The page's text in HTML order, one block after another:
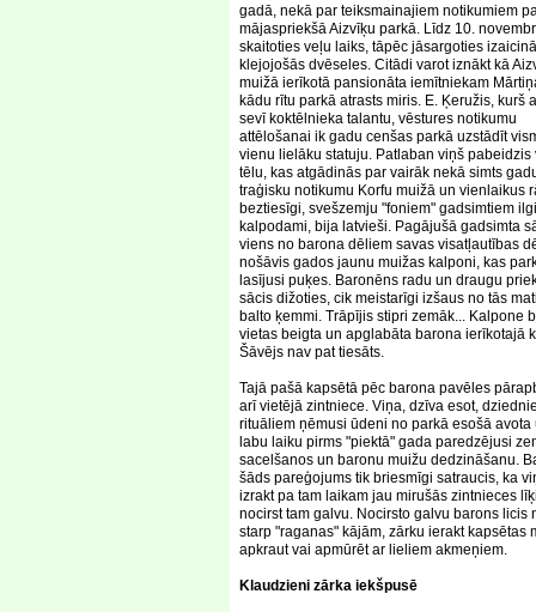
gadā, nekā par teiksmainajiem notikumiem
mājaspriekšā Aizvīķu parkā. Līdz 10.
skaitoties veļu laiks, tāpēc jāsargoties
klejojošās dvēseles. Citādi varot iznākt kā
muižā ierīkotā pansionāta iemītniekam
kādu rītu parkā atrasts miris. E. Ķeružis, kurš
sevī koktēlnieka talantu, vēstures notikumu
attēlošanai ik gadu cenšas parkā uzstādīt
vienu lielāku statuju. Patlaban viņš pabeidzis
tēlu, kas atgādinās par vairāk nekā simts
traģisku notikumu Korfu muižā un vienlaikus
beztiesīgi, svešzemju "foniem" gadsimtiem ilgi
kalpodami, bija latvieši. Pagājušā gadsimta
viens no barona dēliem savas visatļautības
nošāvis gados jaunu muižas kalponi, kas
lasījusi puķes. Baronēns radu un draugu
sācis dižoties, cik meistarīgi izšaus no tās
balto ķemmi. Trāpījis stipri zemāk... Kalpone
vietas beigta un apglabāta barona ierīkotajā
Šāvējs nav pat tiesāts.
Tajā pašā kapsētā pēc barona pavēles
arī vietējā zintniece. Viņa, dzīva esot,
rituāliem ņēmusi ūdeni no parkā esošā avota
labu laiku pirms "piektā" gada paredzējusi
sacelšanos un baronu muižu dedzināšanu.
šāds pareģojums tik briesmīgi satraucis, ka
izrakt pa tam laikam jau mirušās zintnieces
nocirst tam galvu. Nocirsto galvu barons licis
starp "raganas" kājām, zārku ierakt kapsētas
apkraut vai apmūrēt ar lieliem akmeņiem.
Klaudzieni zārka iekšpusē